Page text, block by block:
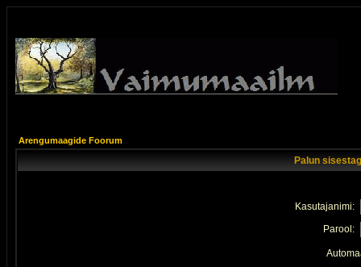
Arengumaagide Foorum
Palun
Kasutajanimi:
Parool: